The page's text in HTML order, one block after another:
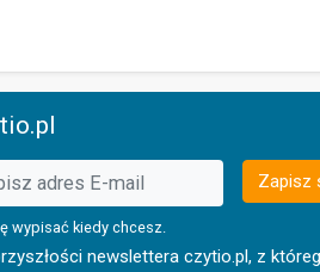
Zapisz
wypisać kiedy chcesz.
newslettera czytio.pl, z